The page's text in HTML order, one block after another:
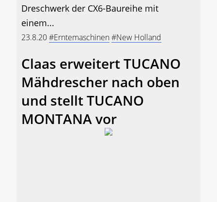
Dreschwerk der CX6-Baureihe mit
einem...
23.8.20#Erntemaschinen#New Holland
Claas erweitert TUCANO
Mähdrescher nach oben
und stellt TUCANO
MONTANA vor